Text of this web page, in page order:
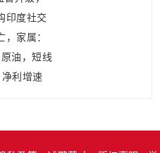
印度社交
家属：
油，短线
利增速